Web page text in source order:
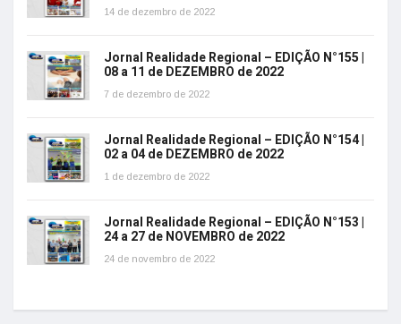
14 de dezembro de 2022
Jornal Realidade Regional – EDIÇÃO N°155 |
08 a 11 de DEZEMBRO de 2022
7 de dezembro de 2022
Jornal Realidade Regional – EDIÇÃO N°154 |
02 a 04 de DEZEMBRO de 2022
1 de dezembro de 2022
Jornal Realidade Regional – EDIÇÃO N°153 |
24 a 27 de NOVEMBRO de 2022
24 de novembro de 2022